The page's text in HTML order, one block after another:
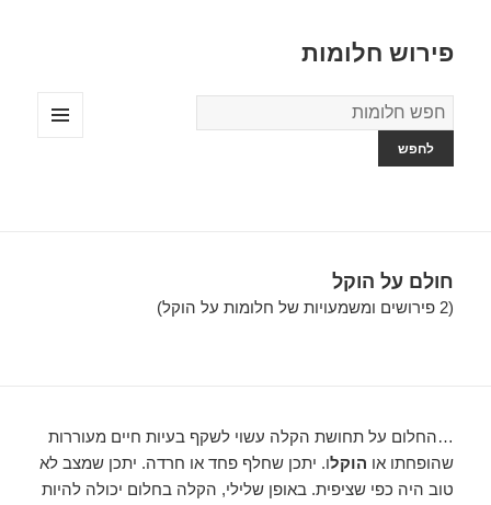
פירוש חלומות
מילון
החלומות
חולם על הוקל
(2 פירושים ומשמעויות של חלומות על הוקל)
…החלום על תחושת הקלה עשוי לשקף בעיות חיים מעוררות
שהופחתו או הוקלו. יתכן שחלף פחד או חרדה. יתכן שמצב לא
טוב היה כפי שציפית. באופן שלילי, הקלה בחלום יכולה להיות